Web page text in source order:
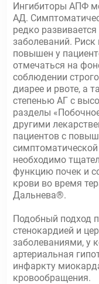
Ингибиторы АПФ
АД.
редко
заболеваний.
повышен у
отмечаться на
соблюдении
диарее и рвоте, а
степенью АГ с
разделы
другими
пациентов с
симптоматической
необходимо
функцию почек и
крови во время
Дальнева®.
Подобный подход
стенокардией и
заболеваниями, у
артериальная
инфаркту
кровообращения.